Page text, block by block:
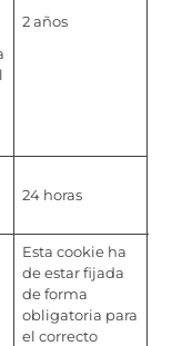
2 años
24 horas
Esta cookie ha
de estar fijada
de forma
obligatoria para
el correcto